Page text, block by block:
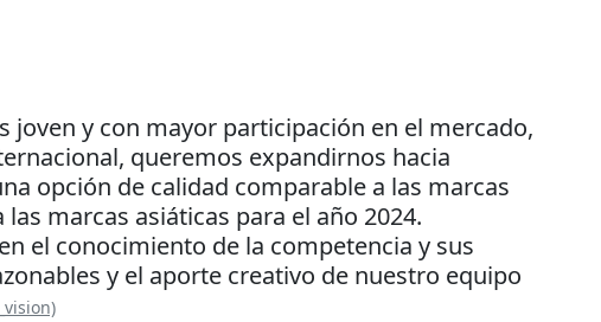
y con mayor participación en el mercado,
queremos expandirnos hacia
opción de calidad comparable a las marcas
marcas asiáticas para el año 2024.
el conocimiento de la competencia y sus
y el aporte creativo de nuestro equipo